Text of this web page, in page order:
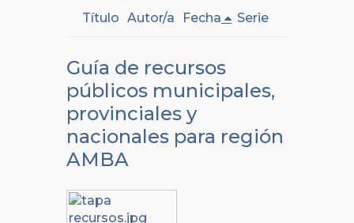
Título Autor/a Fecha Serie
Guía de recursos
públicos municipales,
provinciales y
nacionales para región
AMBA